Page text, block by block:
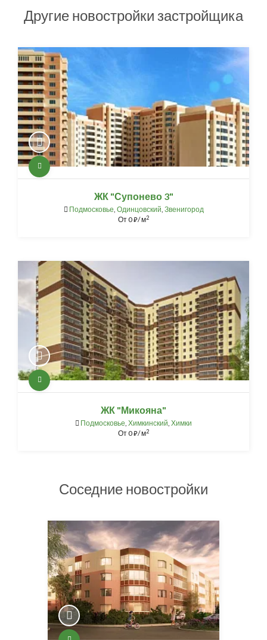
Другие новостройки застройщика
ЖК "Супонево 3"
Подмосковье, Одинцовский, Звенигород
От0⃏/ м2
ЖК "Микояна"
Подмосковье, Химкинский, Химки
От0⃏/ м2
Соседние новостройки